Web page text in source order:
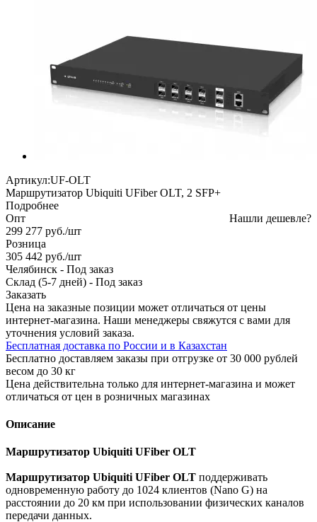
Артикул:UF-OLT
Маршрутизатор Ubiquiti UFiber OLT, 2 SFP+
Подробнее
Нашли дешевле?
Опт
299 277 руб./шт
Розница
305 442 руб./шт
Челябинск - Под заказ
Склад (5-7 дней) - Под заказ
Заказать
Цена на заказные позиции может отличаться от цены
интернет-магазина. Наши менеджеры свяжутся с вами для
уточнения условий заказа.
Бесплатная доставка по России и в Казахстан
Бесплатно доставляем заказы при отгрузке от 30 000 рублей
весом до 30 кг
Цена действительна только для интернет-магазина и может
отличаться от цен в розничных магазинах
Описание
Маршрутизатор Ubiquiti UFiber OLT
Маршрутизатор Ubiquiti UFiber OLT поддерживать
одновременную работу до 1024 клиентов (Nano G) на
расстоянии до 20 км при использовании физических каналов
передачи данных.